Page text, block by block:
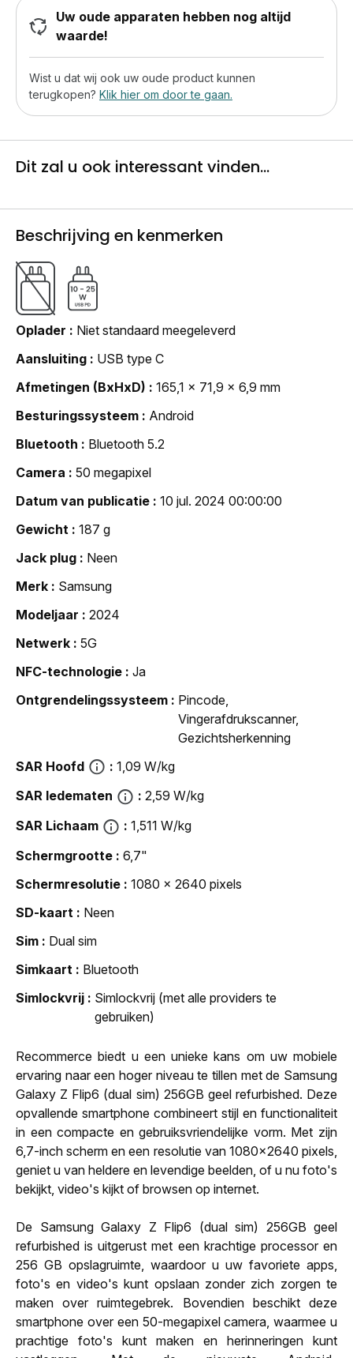
Uw oude apparaten hebben nog altijd
waarde!
Wist u dat wij ook uw oude product kunnen
terugkopen? Klik hier om door te gaan.
Dit zal u ook interessant vinden...
Beschrijving en kenmerken
Oplader
Niet standaard meegeleverd
Aansluiting
USB type C
Afmetingen (BxHxD)
165,1 x 71,9 x 6,9 mm
Besturingssysteem
Android
Bluetooth
Bluetooth 5.2
Camera
50 megapixel
Datum van publicatie
10 jul. 2024 00:00:00
Gewicht
187 g
Jack plug
Neen
Merk
Samsung
Modeljaar
2024
Netwerk
5G
NFC-technologie
Ja
Ontgrendelingssysteem
Pincode,
Vingerafdrukscanner,
Gezichtsherkenning
SAR Hoofd
1,09 W/kg
SAR ledematen
2,59 W/kg
SAR Lichaam
1,511 W/kg
Schermgrootte
6,7"
Schermresolutie
1080 x 2640 pixels
SD-kaart
Neen
Sim
Dual sim
Simkaart
Bluetooth
Simlockvrij
Simlockvrij (met alle providers te
gebruiken)
Recommerce biedt u een unieke kans om uw mobiele
ervaring naar een hoger niveau te tillen met de Samsung
Galaxy Z Flip6 (dual sim) 256GB geel refurbished. Deze
opvallende smartphone combineert stijl en functionaliteit
in een compacte en gebruiksvriendelijke vorm. Met zijn
6,7-inch scherm en een resolutie van 1080x2640 pixels,
geniet u van heldere en levendige beelden, of u nu foto's
bekijkt, video's kijkt of browsen op internet.
De Samsung Galaxy Z Flip6 (dual sim) 256GB geel
refurbished is uitgerust met een krachtige processor en
256 GB opslagruimte, waardoor u uw favoriete apps,
foto's en video's kunt opslaan zonder zich zorgen te
maken over ruimtegebrek. Bovendien beschikt deze
smartphone over een 50-megapixel camera, waarmee u
prachtige foto's kunt maken en herinneringen kunt